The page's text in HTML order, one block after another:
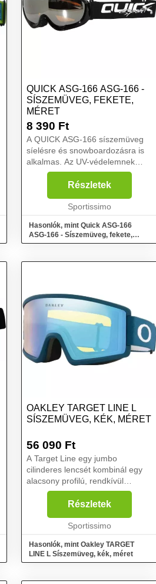
QUICK ASG-166 ASG-166 -
SÍSZEMÜVEG, FEKETE,
MÉRET
8 390 Ft
A QUICK ASG-166 síszemüveg
síelésre és snowboardozásra is
alkalmas. Az UV-védelemnek
köszönhetően a szemünk
biztonságban lesz. A síszemüveg
kedvezőtlen időjárási
körülmények között is kiváló
Részletek
Sportissimo
Hasonlók, mint Quick ASG-166
ASG-166 - Síszemüveg, fekete,
méret
OAKLEY TARGET LINE L
SÍSZEMÜVEG, KÉK, MÉRET
56 090 Ft
A Target Line egy jumbo
cilinderes lencsét kombinál egy
alacsony profilú, rendkívül
elegáns kerettel, amely hihetetlen
látómezőt biztosít. A keret
szemöldökvonala lapított, hogy
zökkenőmentesen illesz...
Részletek
Sportissimo
Hasonlók, mint Oakley TARGET
LINE L Síszemüveg, kék, méret